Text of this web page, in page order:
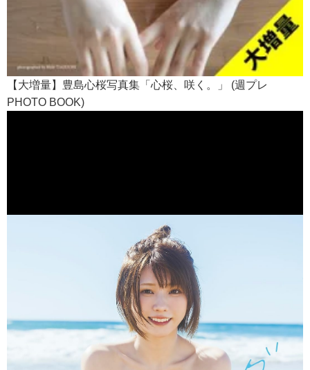
【大増量】豊島心桜写真集「心桜、咲く。」 (週プレ
PHOTO BOOK)